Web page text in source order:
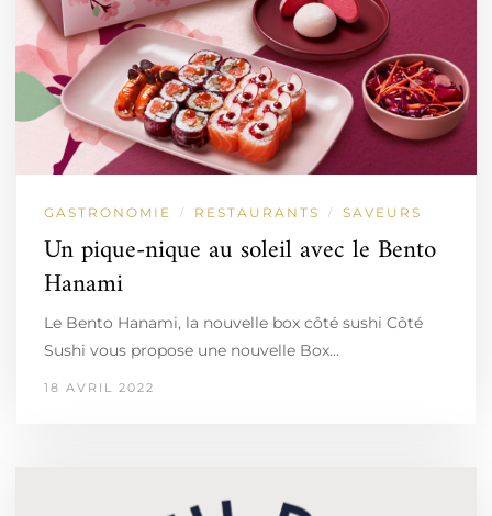
GASTRONOMIE / RESTAURANTS / SAVEURS
Un pique-nique au soleil avec le Bento
Hanami
Le Bento Hanami, la nouvelle box côté sushi Côté
Sushi vous propose une nouvelle Box…
18 AVRIL 2022